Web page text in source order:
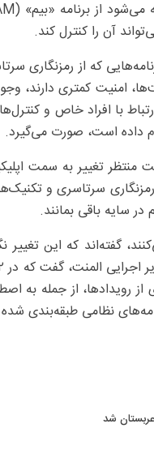
آن را کنترل کند.
که از رمزنگاری
امنیت کمتری دارند،
با افراد خاص و
داده است، صورت می‌گیرد.
منتظر تغییر به سمت
سرتاسری و
سایه باقی بمانند.
گفته‌اند که این تغییر
رویدادها، از جمله به
نظامی طبقه‌بندی
شد